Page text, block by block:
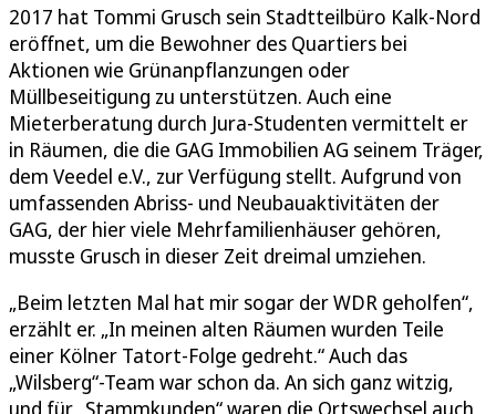
2017 hat Tommi Grusch sein Stadtteilbüro Kalk-Nord
eröffnet, um die Bewohner des Quartiers bei
Aktionen wie Grünanpflanzungen oder
Müllbeseitigung zu unterstützen. Auch eine
Mieterberatung durch Jura-Studenten vermittelt er
in Räumen, die die GAG Immobilien AG seinem Träger,
dem Veedel e.V., zur Verfügung stellt. Aufgrund von
umfassenden Abriss- und Neubauaktivitäten der
GAG, der hier viele Mehrfamilienhäuser gehören,
musste Grusch in dieser Zeit dreimal umziehen.
„Beim letzten Mal hat mir sogar der WDR geholfen“,
erzählt er. „In meinen alten Räumen wurden Teile
einer Kölner Tatort-Folge gedreht.“ Auch das
„Wilsberg“-Team war schon da. An sich ganz witzig,